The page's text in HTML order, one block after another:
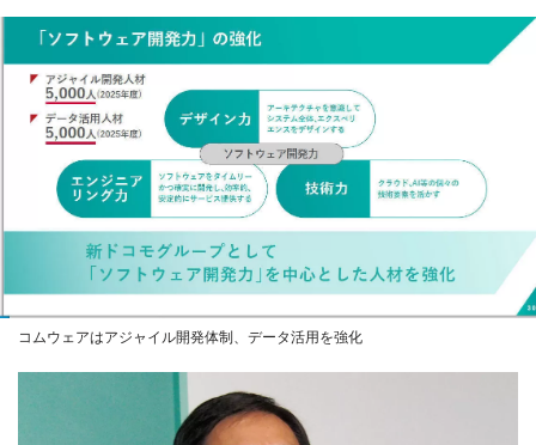
コムウェアはアジャイル開発体制、データ活用を強化